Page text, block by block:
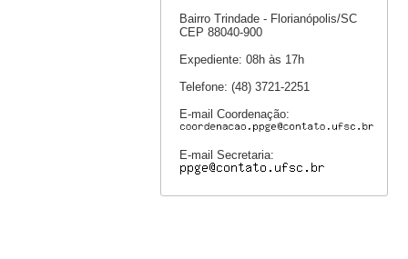
Bairro Trindade - Florianópolis/SC
CEP 88040-900
Expediente: 08h às 17h
Telefone: (48) 3721-2251
E-mail Coordenação:
E-mail Secretaria: